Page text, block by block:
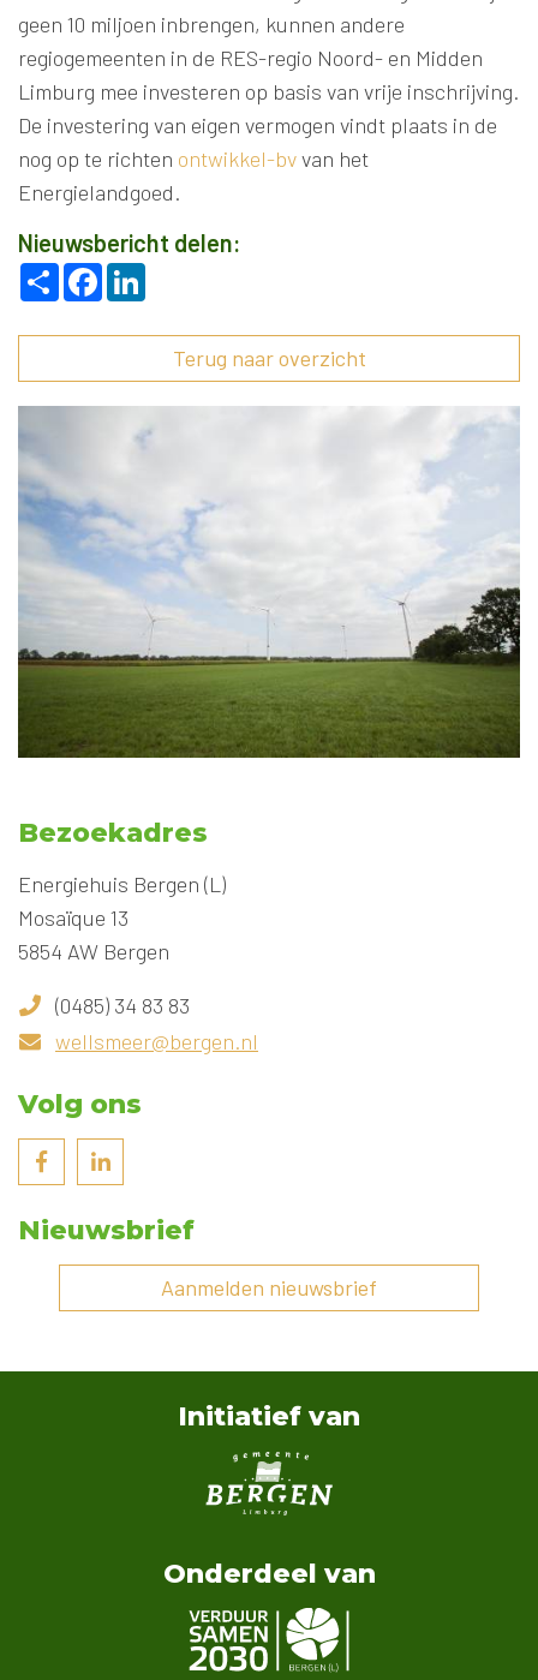
geen 10 miljoen inbrengen, kunnen andere
regiogemeenten in de RES-regio Noord- en Midden
Limburg mee investeren op basis van vrije inschrijving.
De investering van eigen vermogen vindt plaats in de
nog op te richten ontwikkel-bvvan het
Energielandgoed.
Nieuwsbericht delen:
Deel Facebook
Terug naar overzicht
Bezoekadres
Energiehuis Bergen (L)
Mosaïque 13
5854 AW Bergen
(0485) 34 83 83
wellsmeer@bergen.nl
Volg ons
Nieuwsbrief
Aanmelden nieuwsbrief
Initiatief van
Onderdeel van